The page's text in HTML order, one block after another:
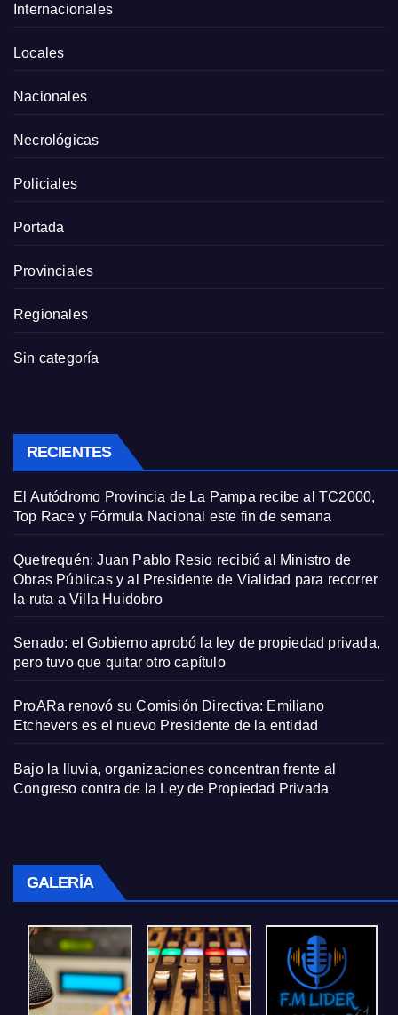
Internacionales
Locales
Nacionales
Necrológicas
Policiales
Portada
Provinciales
Regionales
Sin categoría
RECIENTES
El Autódromo Provincia de La Pampa recibe al TC2000,
Top Race y Fórmula Nacional este fin de semana
Quetrequén: Juan Pablo Resio recibió al Ministro de
Obras Públicas y al Presidente de Vialidad para recorrer
la ruta a Villa Huidobro
Senado: el Gobierno aprobó la ley de propiedad privada,
pero tuvo que quitar otro capítulo
ProARa renovó su Comisión Directiva: Emiliano
Etchevers es el nuevo Presidente de la entidad
Bajo la lluvia, organizaciones concentran frente al
Congreso contra de la Ley de Propiedad Privada
GALERÍA